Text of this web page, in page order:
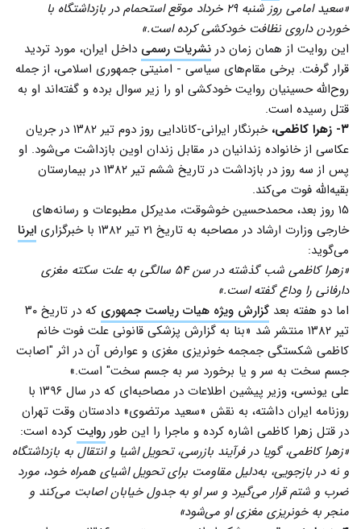
«سعید امامی روز شنبه ۲۹ خرداد موقع استحمام در بازداشتگاه با
خوردن داروی نظافت خودکشی کرده است.»
این روایت از همان زمان در نشریات رسمی داخل ایران، مورد تردید
قرار گرفت. برخی مقام‌های سیاسی - امنیتی جمهوری اسلامی، از جمله
روح‌الله حسینیان روایت خودکشی او را زیر سوال برده‌ و گفته‌اند او به
قتل رسیده است.
۳- زهرا کاظمی،
خبرنگار ایرانی-کانادایی روز دوم تیر ۱۳۸۲ در جریان
عکاسی از خانواده زندانیان در مقابل زندان اوین بازداشت می‌شود. او
پس از سه روز در بازداشت در تاریخ ششم تیر ۱۳۸۲ در بیمارستان
بقیه‌الله فوت می‌کند.
۱۵ روز بعد، محمدحسین خوشوقت، مدیرکل مطبوعات و رسانه‌های
خارجی وزارت ارشاد در مصاحبه به تاریخ ۲۱ تیر ۱۳۸۲ با خبرگزاری
ایرنا
می‌گوید:
«زهرا کاظمی شب گذشته در سن ۵۴ سالگی به علت سکته مغزی
دارفانی را وداع گفته است.»
اما دو هفته بعد گزارش ویژه هیات ریاست جمهوری
که در تاریخ ۳۰
تیر ۱۳۸۲ منتشر شد «بنا به گزارش پزشکی قانونی علت فوت خانم
کاظمی شکستگی جمجمه خونریزی مغزی و عوارض آن در اثر "اصابت
جسم سخت به سر و یا برخورد سر به جسم سخت" است.»
علی یونسی، وزیر پیشین اطلاعات در مصاحبه‌ای که در سال ۱۳۹۶ با
روزنامه ایران داشته، به نقش «سعید مرتضوی» دادستان وقت تهران
در قتل زهرا کاظمی اشاره کرده و ماجرا را این طور روایت کرده است:
«زهرا کاظمی، گویا در فرآیند بازرسی، تحویل اشیا و انتقال به بازداشتگاه
و نه در بازجویی، به‌دلیل مقاومت برای تحویل اشیای همراه خود، مورد
ضرب و شتم قرار می‌گیرد و سر او به جدول خیابان اصابت می‌کند و
منجر به خونریزی مغزی او می‌شود»